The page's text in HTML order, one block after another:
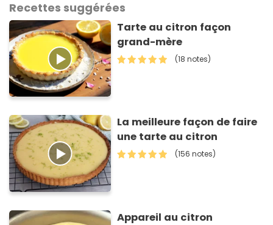
Recettes suggérées
Tarte au citron façon
grand-mère
(18 notes)
La meilleure façon de faire
une tarte au citron
(156 notes)
Appareil au citron